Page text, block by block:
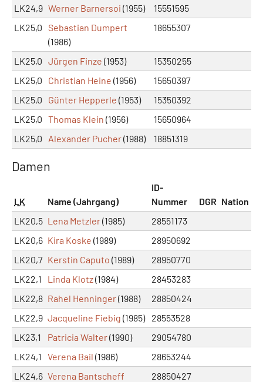
LK24,9 Werner Barnersoi (1955)
15551595
LK25,0 Sebastian Dumpert
(1986)
18655307
LK25,0 Jürgen Finze (1953)
15350255
LK25,0
Christian Heine (1956)
15650397
LK25,0
Günter Hepperle (1953)
15350392
LK25,0 Thomas Klein (1956)
15650964
LK25,0
Alexander Pucher(1988) 18851319
Damen
LK Name (Jahrgang)
ID-
Nummer
DGR Nation
LK20,5 Lena Metzler(1985)
28551173
LK20,6 Kira Koske (1989)
28950692
LK20,7 Kerstin Caputo (1989)
28950770
LK22,1
Linda Klotz(1984)
28453283
LK22,8 Rahel Henninger(1988)
28850424
LK22,9 Jacqueline Fiebig (1985)
28553528
LK23,1
Patricia Walter(1990)
29054780
LK24,1 Verena Bail (1986)
28653244
LK24,6 Verena Bantscheff
28850427